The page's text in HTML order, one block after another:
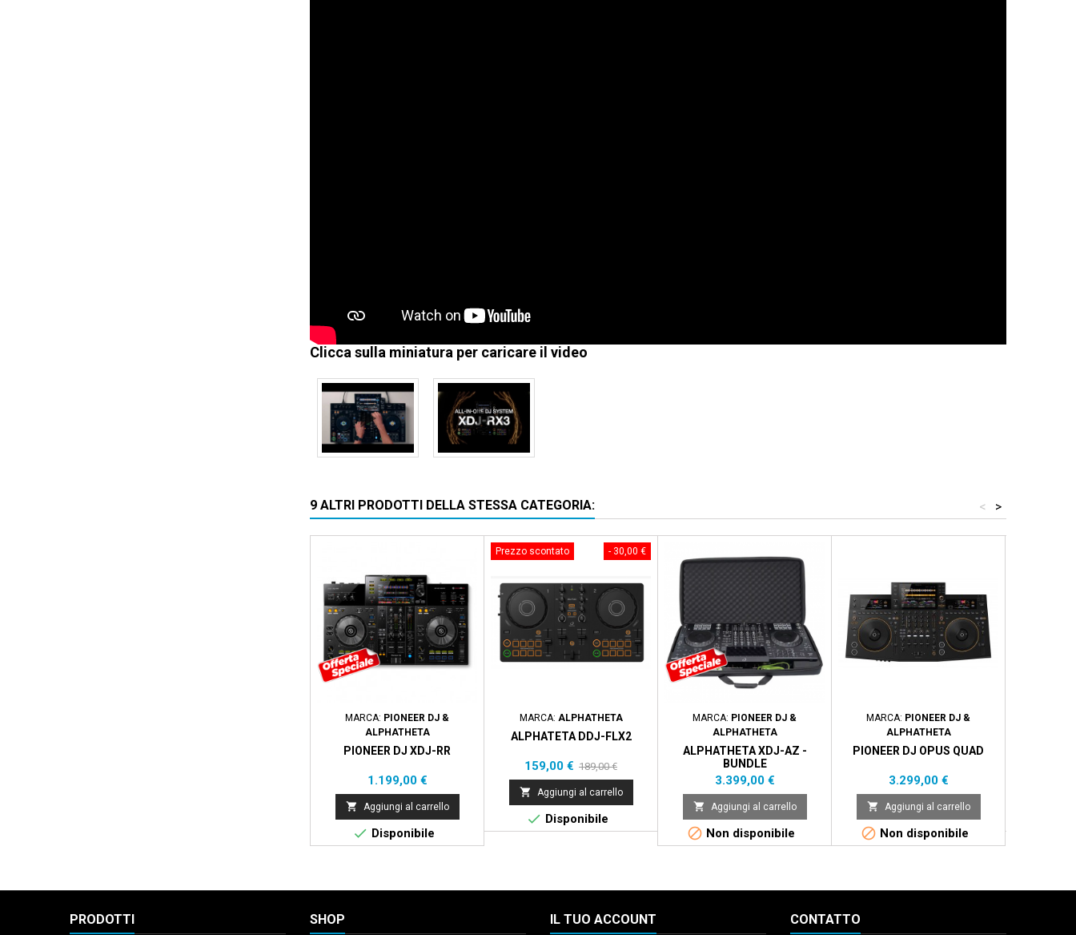
Clicca sulla miniatura per caricare il video
9 ALTRI PRODOTTI DELLA STESSA CATEGORIA: >
<
MARCA: PIONEER DJ &
ALPHATHETA
PIONEER DJ XDJ-RR
Prezzo
1.199,00 €
 Aggiungi al carrello
 Disponibile
- 30,00 €
Prezzo scontato
MARCA: ALPHATHETA
ALPHATETA DDJ-FLX2
Prezzo
159,00 € Prezzo
base
189,00 €
 Aggiungi al carrello
 Disponibile
MARCA: PIONEER DJ &
ALPHATHETA
ALPHATHETA XDJ-AZ -
BUNDLE
Prezzo
3.399,00 €
 Aggiungi al carrello
 Non disponibile
MARCA: PIONEER DJ &
ALPHATHETA
PIONEER DJ OPUS QUAD
Prezzo
3.299,00 €
 Aggiungi al carrello
 Non disponibile
PRODOTTI SHOP IL TUO ACCOUNT CONTATTO